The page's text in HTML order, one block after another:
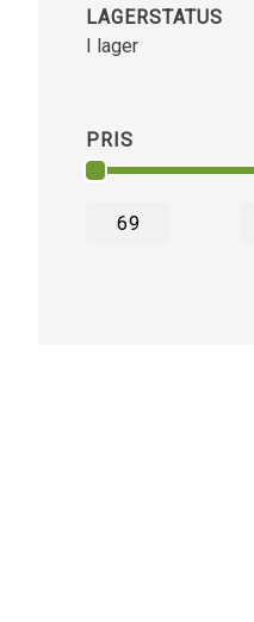
LAGERSTATUS
I lager
PRIS